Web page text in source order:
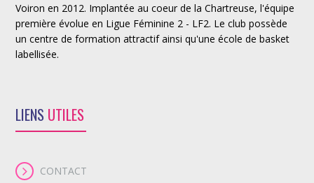
Voiron en 2012. Implantée au coeur de la Chartreuse, l'équipe
première évolue en Ligue Féminine 2 - LF2. Le club possède
un centre de formation attractif ainsi qu'une école de basket
labellisée.
LIENS UTILES
CONTACT